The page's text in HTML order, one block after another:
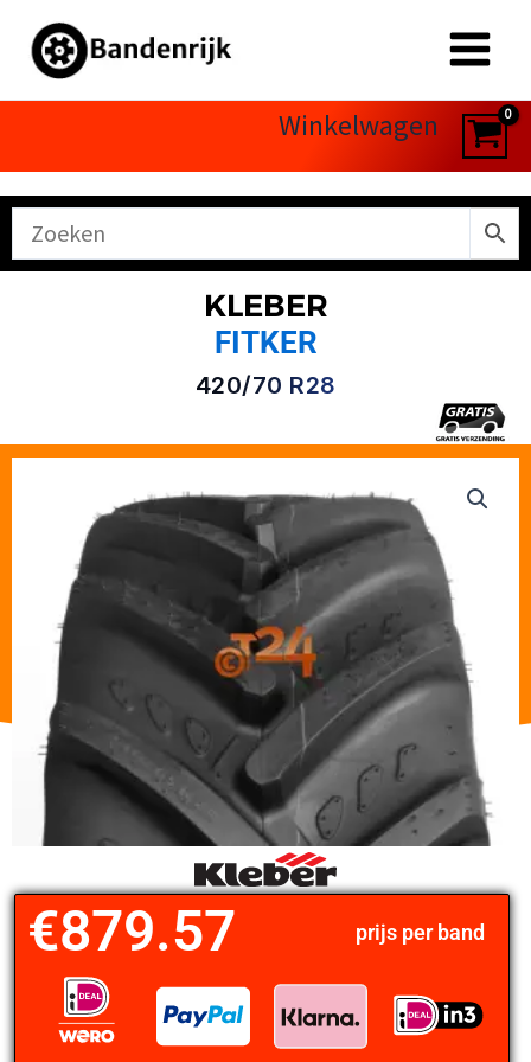
naar
Winkelwagen
KLEBER
FITKER
420/70 R28
prijs per band
€879.57